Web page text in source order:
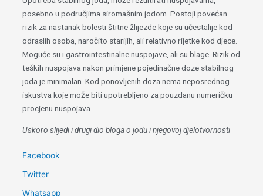
posebno u područjima siromašnim jodom. Postoji povećan
rizik za nastanak bolesti štitne žlijezde koje su učestalije kod
odraslih osoba, naročito starijih, ali relativno rijetke kod djece.
Moguće su i gastrointestinalne nuspojave, ali su blage. Rizik od
teških nuspojava nakon primjene pojedinačne doze stabilnog
joda je minimalan. Kod ponovljenih doza nema neposrednog
iskustva koje može biti upotrebljeno za pouzdanu numeričku
procjenu nuspojava.
Uskoro slijedi i drugi dio bloga o jodu i njegovoj djelotvornosti
Facebook
Twitter
Whatsapp